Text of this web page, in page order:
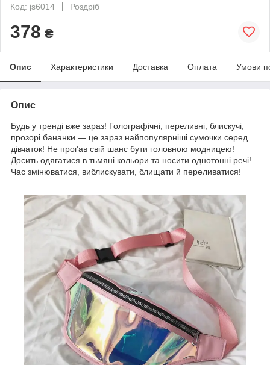
Код: js6014
Роздріб
378 ₴
Опис Характеристики Доставка Оплата Умови
Опис
Будь у тренді вже зараз! Голографічні, переливні, блискучі,
прозорі бананки — це зараз найпопулярніші сумочки серед
дівчаток! Не проґав свій шанс бути головною модницею!
Досить одягатися в тьмяні кольори та носити однотонні речі!
Час змінюватися, виблискувати, блищати й переливатися!